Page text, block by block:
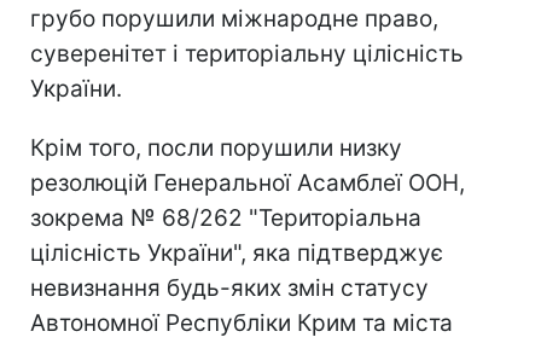
грубо порушили міжнародне право,
суверенітет і територіальну цілісність
України.
Крім того, посли порушили низку
резолюцій Генеральної Асамблеї ООН,
зокрема № 68/262 "Територіальна
цілісність України", яка підтверджує
невизнання будь-яких змін статусу
Автономної Республіки Крим та міста